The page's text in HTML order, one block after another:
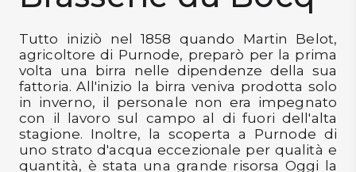
TUTTO A
-30%
Accedi
Tutto iniziò nel 1858 quando Martin Belot,
agricoltore di Purnode, preparò per la prima
volta una birra nelle dipendenze della sua
fattoria. All'inizio la birra veniva prodotta solo
in inverno, il personale non era impegnato
con il lavoro sul campo al di fuori dell'alta
stagione. Inoltre, la scoperta a Purnode di
uno strato d'acqua eccezionale per qualità e
quantità, è stata una grande risorsa Oggi la